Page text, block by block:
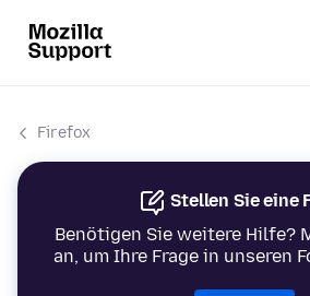
Firefox
Stellen Sie eine
Benötigen Sie weitere Hilfe?
an, um Ihre Frage in unseren